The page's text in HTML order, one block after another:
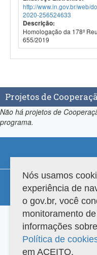
http://www.in.gov.br/web/
2020-256524633
Descrição:
Homologação da 178ª
655/2019
Projetos de
Não há projetos de
programa.
Compatibilidade
Versão do sistema: 3.88.9
Nós usamos
experiência de
o gov.br, você
monitoramento
informações
Política de
em ACEITO.